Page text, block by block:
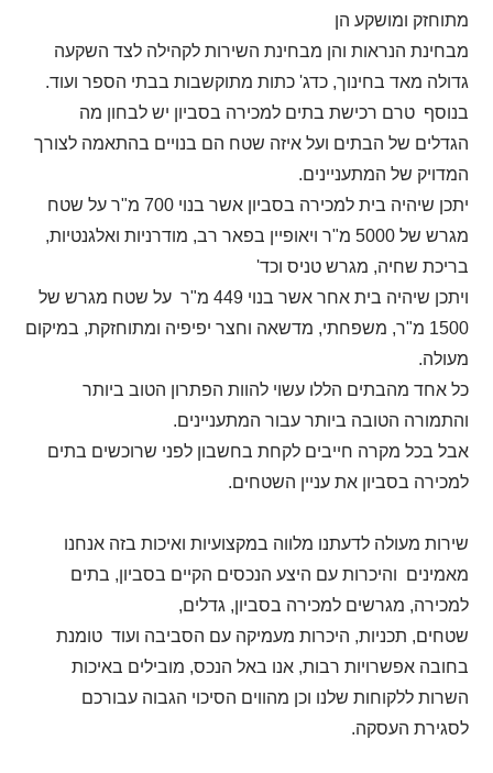
מתוחזק ומושקע הן
מבחינת הנראות והן מבחינת השירות לקהילה לצד השקעה
גדולה מאד בחינוך, כדג' כתות מתוקשבות בבתי הספר ועוד.
בנוסף טרם רכישת בתים למכירה בסביון יש לבחון מה
הגדלים של הבתים ועל איזה שטח הם בנויים בהתאמה לצורך
המדויק של המתעניינים.
יתכן שיהיה בית למכירה בסביון אשר בנוי 700 מ"ר על שטח
מגרש של 5000 מ"ר ויאופיין בפאר רב, מודרניות ואלגנטיות,
בריכת שחיה, מגרש טניס וכד'
ויתכן שיהיה בית אחר אשר בנוי 449 מ"ר על שטח מגרש של
1500 מ"ר, משפחתי, מדשאה וחצר יפיפיה ומתוחזקת, במיקום
מעולה.
כל אחד מהבתים הללו עשוי להוות הפתרון הטוב ביותר
והתמורה הטובה ביותר עבור המתעניינים.
אבל בכל מקרה חייבים לקחת בחשבון לפני שרוכשים בתים
למכירה בסביון את עניין השטחים.
שירות מעולה לדעתנו מלווה במקצועיות ואיכות בזה אנחנו
מאמינים והיכרות עם היצע הנכסים הקיים בסביון, בתים
למכירה, מגרשים למכירה בסביון, גדלים,
שטחים, תכניות, היכרות מעמיקה עם הסביבה ועוד טומנת
בחובה אפשרויות רבות, אנו באל הנכס, מובילים באיכות
השרות ללקוחות שלנו וכן מהווים הסיכוי הגבוה עבורכם
לסגירת העסקה.